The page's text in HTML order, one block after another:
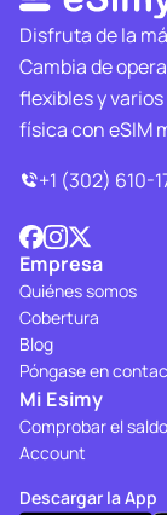
Disfruta de la
Cambia de
flexibles y
física con eSIM
+1 (302) 610-
Empresa
Quiénes somos
Cobertura
Blog
Póngase en
Mi Esimy
Comprobar el saldo
Account
Descargar la App